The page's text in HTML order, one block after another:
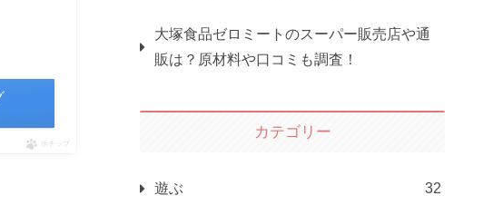
ポチップ
大塚食品ゼロミートのスーパー販売店や通
販は？原材料や口コミも調査！
カテゴリー
遊ぶ 32